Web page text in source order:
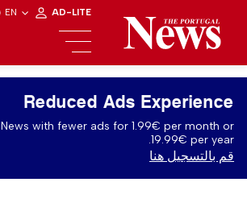
EN AD-LITE
Reduced Ads Experience
with fewer ads for 1.99€ per month or
19.99€ per year.
قم بالتسجيل هنا